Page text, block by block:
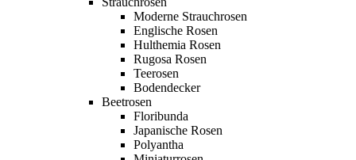
Moderne Strauchrosen
Englische Rosen
Hulthemia Rosen
Rugosa Rosen
Teerosen
Bodendecker
Beetrosen
Floribunda
Japanische Rosen
Polyantha